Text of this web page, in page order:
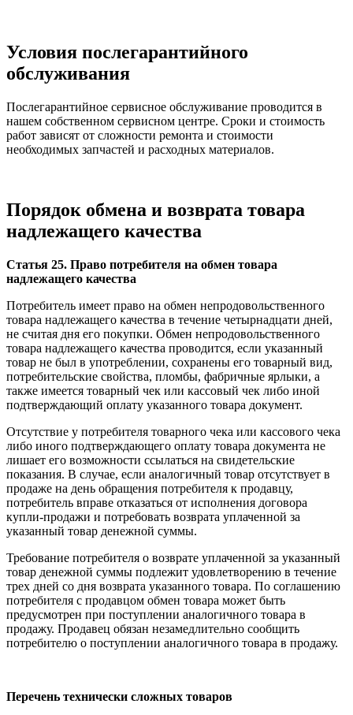
Условия послегарантийного
обслуживания
Послегарантийное сервисное обслуживание проводится в
нашем собственном сервисном центре. Сроки и стоимость
работ зависят от сложности ремонта и стоимости
необходимых запчастей и расходных материалов.
Порядок обмена и возврата товара
надлежащего качества
Статья 25. Право потребителя на обмен товара
надлежащего качества
Потребитель имеет право на обмен непродовольственного
товара надлежащего качества в течение четырнадцати дней,
не считая дня его покупки. Обмен непродовольственного
товара надлежащего качества проводится, если указанный
товар не был в употреблении, сохранены его товарный вид,
потребительские свойства, пломбы, фабричные ярлыки, а
также имеется товарный чек или кассовый чек либо иной
подтверждающий оплату указанного товара документ.
Отсутствие у потребителя товарного чека или кассового чека
либо иного подтверждающего оплату товара документа не
лишает его возможности ссылаться на свидетельские
показания. В случае, если аналогичный товар отсутствует в
продаже на день обращения потребителя к продавцу,
потребитель вправе отказаться от исполнения договора
купли-продажи и потребовать возврата уплаченной за
указанный товар денежной суммы.
Требование потребителя о возврате уплаченной за указанный
товар денежной суммы подлежит удовлетворению в течение
трех дней со дня возврата указанного товара. По соглашению
потребителя с продавцом обмен товара может быть
предусмотрен при поступлении аналогичного товара в
продажу. Продавец обязан незамедлительно сообщить
потребителю о поступлении аналогичного товара в продажу.
Перечень технически сложных товаров